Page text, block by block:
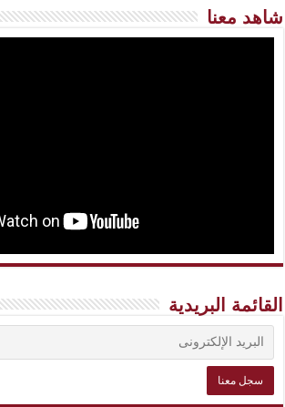
شاهد معنا
القائمة البريدية